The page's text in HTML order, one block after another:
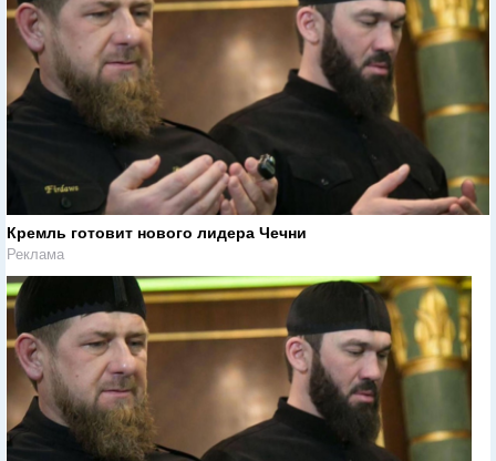
Кремль готовит нового лидера Чечни
Реклама